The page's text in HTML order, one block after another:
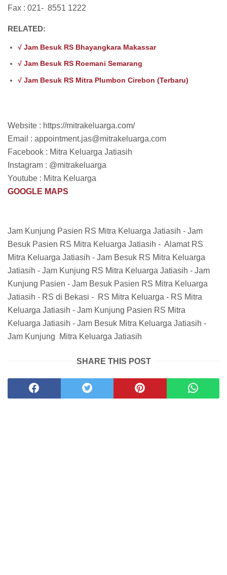
Fax : 021- 8551 1222
RELATED:
√ Jam Besuk RS Bhayangkara Makassar
√ Jam Besuk RS Roemani Semarang
√ Jam Besuk RS Mitra Plumbon Cirebon (Terbaru)
Website : https://mitrakeluarga.com/
Email : appointment.jas@mitrakeluarga.com
Facebook : Mitra Keluarga Jatiasih
Instagram : @mitrakeluarga
Youtube : Mitra Keluarga
GOOGLE MAPS
Jam Kunjung Pasien RS Mitra Keluarga Jatiasih - Jam
Besuk Pasien RS Mitra Keluarga Jatiasih - Alamat RS
Mitra Keluarga Jatiasih - Jam Besuk RS Mitra Keluarga
Jatiasih - Jam Kunjung RS Mitra Keluarga Jatiasih - Jam
Kunjung Pasien - Jam Besuk Pasien RS Mitra Keluarga
Jatiasih - RS di Bekasi - RS Mitra Keluarga - RS Mitra
Keluarga Jatiasih - Jam Kunjung Pasien RS Mitra
Keluarga Jatiasih - Jam Besuk Mitra Keluarga Jatiasih -
Jam Kunjung Mitra Keluarga Jatiasih
SHARE THIS POST